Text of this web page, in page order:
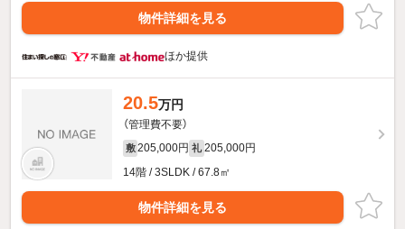
物件詳細を見る
ほか提供
20.5万円
（管理費不要）
敷 205,000円 礼 205,000円
14階 / 3SLDK / 67.8㎡
物件詳細を見る